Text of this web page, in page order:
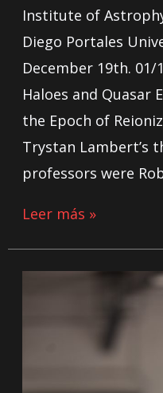
Institute of
Diego Portales
December 19th. 01/
Haloes and Quasar
the Epoch of
Trystan Lambert’s
professors were
Leer más »